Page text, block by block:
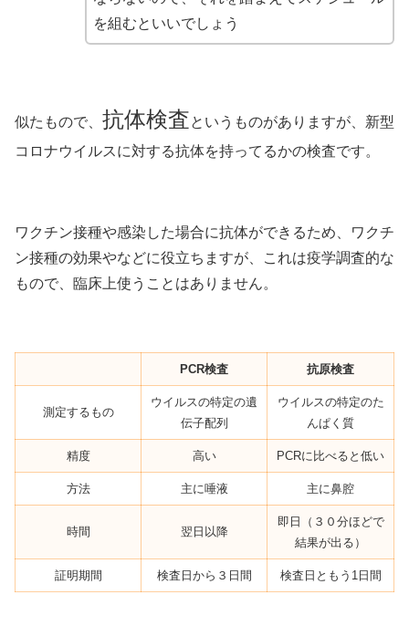
を組むといいでしょう
似たもので、 抗体検査というものがありますが、新型
コロナウイルスに対する抗体を持ってるかの検査です。
ワクチン接種や感染した場合に抗体ができるため、ワクチ
ン接種の効果やなどに役立ちますが、これは疫学調査的な
もので、臨床上使うことはありません。
PCR検査 抗原検査
測定するもの
ウイルスの特定の遺
伝子配列
ウイルスの特定のた
んぱく質
精度 高い PCRに比べると低い
方法 主に唾液 主に鼻腔
時間 翌日以降
即日（３０分ほどで
結果が出る）
証明期間 検査日から３日間 検査日ともう1日間